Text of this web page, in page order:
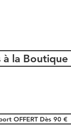
à la Boutique
OFFERT Dès 90 €